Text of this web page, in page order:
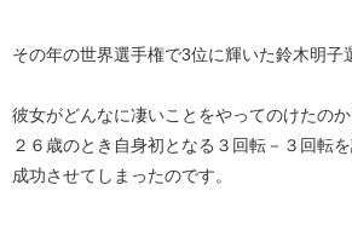
その年の世界選手権で3位に輝いた鈴木明子
彼女がどんなに凄いことをやってのけたの
２６歳のとき自身初となる３回転－３回転
成功させてしまったのです。